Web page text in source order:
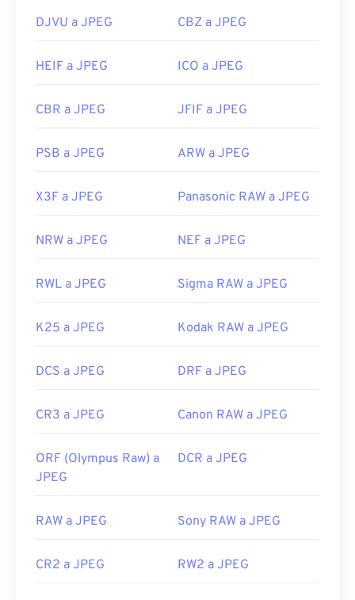
DJVU a JPEG CBZ a JPEG
HEIF a JPEG ICO a JPEG
CBR a JPEG JFIF a JPEG
PSB a JPEG ARW a JPEG
X3F a JPEG Panasonic RAW a JPEG
NRW a JPEG NEF a JPEG
RWL a JPEG Sigma RAW a JPEG
K25 a JPEG Kodak RAW a JPEG
DCS a JPEG DRF a JPEG
CR3 a JPEG Canon RAW a JPEG
ORF (Olympus Raw) a
JPEG
DCR a JPEG
RAW a JPEG Sony RAW a JPEG
CR2 a JPEG RW2 a JPEG